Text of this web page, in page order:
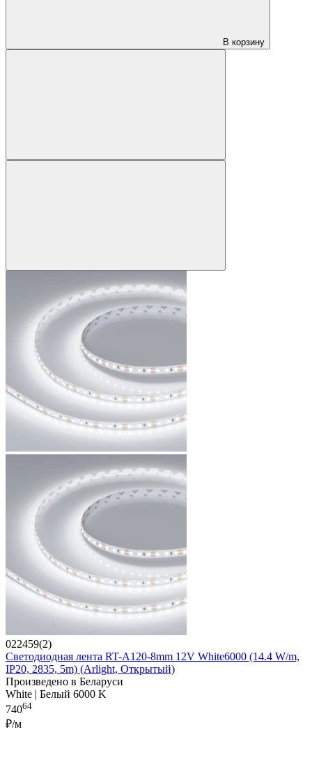
В корзину
022459(2)
Светодиодная лента RT-A120-8mm 12V White6000 (14.4 W/m,
IP20, 2835, 5m) (Arlight, Открытый)
Произведено в Беларуси
White | Белый 6000 K
74064
₽/м